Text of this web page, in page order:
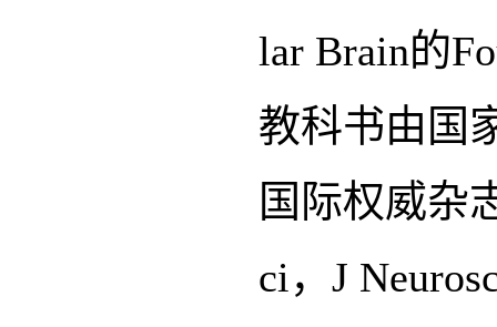
lar Brain的
教科书由国
国际权威杂
ci，J